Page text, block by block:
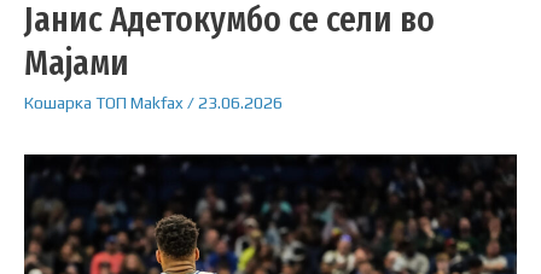
Јанис Адетокумбо се сели во
Мајами
Кошарка ТОП Makfax /23.06.2026